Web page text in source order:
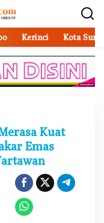
Kerinci Kota
Kuat
Emas